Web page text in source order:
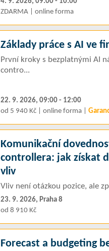
ZDARMA | online forma
Základy práce s AI ve
První kroky s bezplatnými AI
contro...
22. 9. 2026, 09:00 - 12:00
od 5 940 Kč | online forma |
Komunikační
controllera: jak získat
vliv
Vliv není otázkou pozice, ale
23. 9. 2026, Praha 8
od 8 910 Kč
Forecast a budgeting